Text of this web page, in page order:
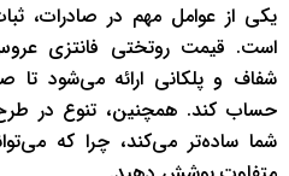
یکی از عوامل مهم در صادرات،
است. قیمت روتختی فانتزی
شفاف و پلکانی ارائه می‌شود تا
حساب کند. همچنین، تنوع در طرح
شما ساده‌تر می‌کند، چرا که